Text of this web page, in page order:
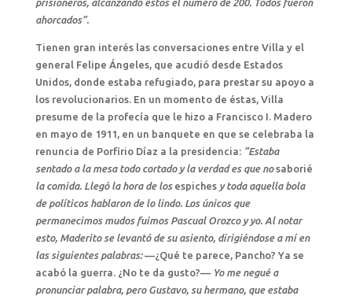
prisioneros, alcanzando éstos el número de 200. Todos fueron
ahorcados”.
Tienen gran interés las conversaciones entre Villa y el
general Felipe Ángeles, que acudió desde Estados
Unidos, donde estaba refugiado, para prestar su apoyo a
los revolucionarios. En un momento de éstas, Villa
presume de la profecía que le hizo a Francisco I. Madero
en mayo de 1911, en un banquete en que se celebraba la
renuncia de Porfirio Díaz a la presidencia: “Estaba
sentado a la mesa todo cortado y la verdad es que nosaborié
la comida. Llegó la hora de los espichesy toda aquella bola
de políticos hablaron de lo lindo. Los únicos que
permanecimos mudos fuimos Pascual Orozco y yo. Al notar
esto, Maderito se levantó de su asiento, dirigiéndose a mí en
las siguientes palabras:—¿Qué te parece, Pancho? Ya se
acabó la guerra. ¿No te da gusto?— Yo me negué a
pronunciar palabra, pero Gustavo, su hermano, que estaba